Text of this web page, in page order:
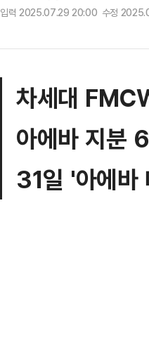
입력 2025.07.29 20:00 수정
차세대
아에바 지분
31일 '아에바